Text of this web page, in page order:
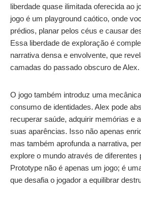
liberdade quase ilimitada oferecida ao
jogo é um playground caótico, onde
prédios, planar pelos céus e causar
Essa liberdade de exploração é
narrativa densa e envolvente, que
camadas do passado obscuro de Alex.
O jogo também introduz uma
consumo de identidades. Alex pode
recuperar saúde, adquirir memórias e
suas aparências. Isso não apenas
mas também aprofunda a narrativa,
explore o mundo através de diferentes
Prototype não é apenas um jogo; é
que desafia o jogador a equilibrar